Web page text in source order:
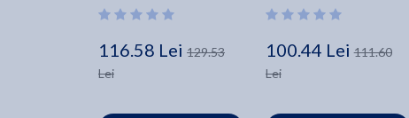
116.58 Lei 129.53
Lei
100.44 Lei 111.60
Lei